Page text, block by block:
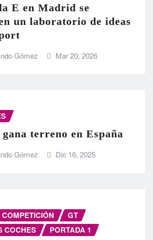
E en Madrid se
un laboratorio de ideas
Gómez Mar 20, 2026
terreno en España
Gómez Dic 16, 2025
COMPETICIÓN
GT
COCHES
PORTADA 1